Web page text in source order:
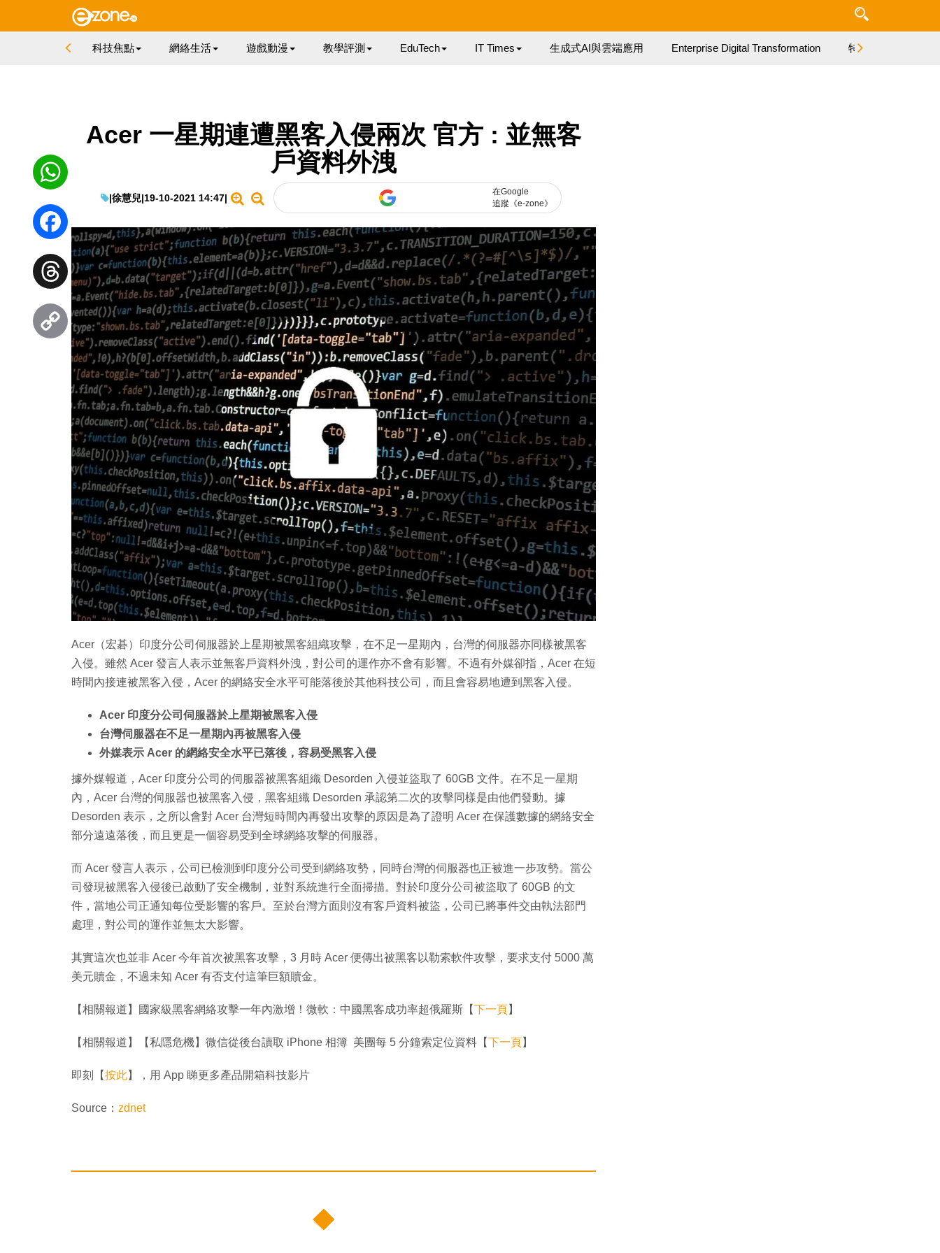
科技焦點 網絡生活 遊戲動漫 教學評測 EduTech IT Times 生成式AI與雲端應用 Enterprise Digital Transformation 特集
Acer 一星期連遭黑客入侵兩次 官方 : 並無客
戶資料外洩
|徐慧兒|19-10-2021 14:47|
在Google
追蹤《e-zone》
Acer（宏碁）印度分公司伺服器於上星期被黑客組織攻擊，在不足一星期內，台灣的伺服器亦同樣被黑客
入侵。雖然 Acer 發言人表示並無客戶資料外洩，對公司的運作亦不會有影響。不過有外媒卻指，Acer 在短
時間內接連被黑客入侵，Acer 的網絡安全水平可能落後於其他科技公司，而且會容易地遭到黑客入侵。
Acer 印度分公司伺服器於上星期被黑客入侵
台灣伺服器在不足一星期內再被黑客入侵
外媒表示 Acer 的網絡安全水平已落後，容易受黑客入侵
據外媒報道，Acer 印度分公司的伺服器被黑客組織 Desorden 入侵並盜取了 60GB 文件。在不足一星期
內，Acer 台灣的伺服器也被黑客入侵，黑客組織 Desorden 承認第二次的攻擊同樣是由他們發動。據
Desorden 表示，之所以會對 Acer 台灣短時間內再發出攻擊的原因是為了證明 Acer 在保護數據的網絡安全
部分遠遠落後，而且更是一個容易受到全球網絡攻擊的伺服器。
而 Acer 發言人表示，公司已檢測到印度分公司受到網絡攻勢，同時台灣的伺服器也正被進一步攻勢。當公
司發現被黑客入侵後已啟動了安全機制，並對系統進行全面掃描。對於印度分公司被盜取了 60GB 的文
件，當地公司正通知每位受影響的客戶。至於台灣方面則沒有客戶資料被盜，公司已將事件交由執法部門
處理，對公司的運作並無太大影響。
其實這次也並非 Acer 今年首次被黑客攻擊，3 月時 Acer 便傳出被黑客以勒索軟件攻擊，要求支付 5000 萬
美元贖金，不過未知 Acer 有否支付這筆巨額贖金。
【相關報道】國家級黑客網絡攻擊一年內激增！微軟：中國黑客成功率超俄羅斯【下一頁】
【相關報道】【私隱危機】微信從後台讀取 iPhone 相簿 美團每 5 分鐘索定位資料【下一頁】
即刻【按此】，用 App 睇更多產品開箱科技影片
Source： zdnet
WhatsApp
Facebook
Threads
Copy
Link